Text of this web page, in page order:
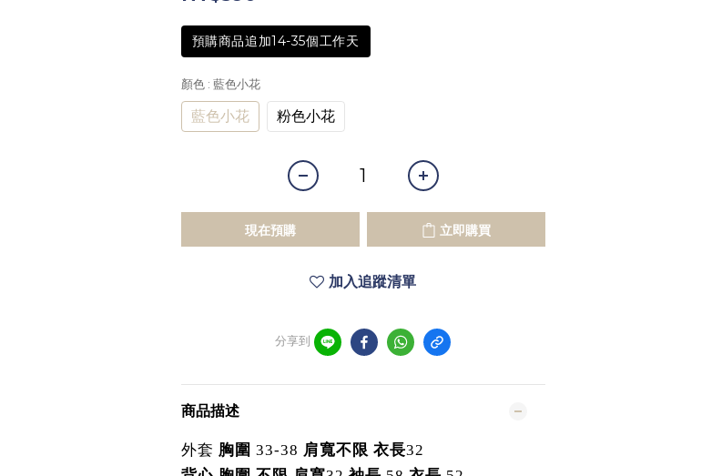
預購商品追加14-35個工作天
顏色 : 藍色小花
藍色小花 粉色小花
現在預購 立即購買
加入追蹤清單
分享到
商品描述
外套 胸圍 33-38 肩寬不限 衣長32